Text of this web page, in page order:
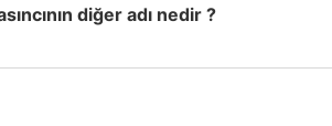
diğer adı nedir ?